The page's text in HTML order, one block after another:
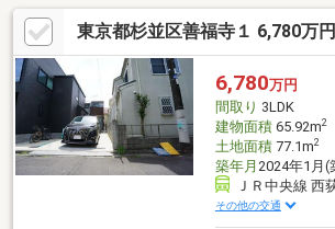
宅】です。土地面積：145.95m2 建物面積：
り：賃貸部分：1LDK×2戸、住宅部分：2LDK
場合は住宅ローンの利用は出来ません。
東京都杉並区善福寺１ 6,780万
6,780万円
間取り 3LDK
建物面積65.92m2
土地面積77.1m2
築年月 2024年1月(
ＪＲ中央線 西
その他の交通